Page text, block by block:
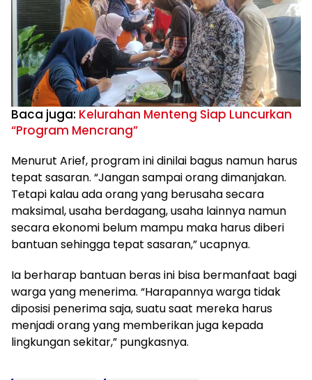
Baca juga: Kelurahan Menteng Siap Luncurkan
“Program Mencrang”
Menurut Arief, program ini dinilai bagus namun harus
tepat sasaran. “Jangan sampai orang dimanjakan.
Tetapi kalau ada orang yang berusaha secara
maksimal, usaha berdagang, usaha lainnya namun
secara ekonomi belum mampu maka harus diberi
bantuan sehingga tepat sasaran,” ucapnya.
Ia berharap bantuan beras ini bisa bermanfaat bagi
warga yang menerima. “Harapannya warga tidak
diposisi penerima saja, suatu saat mereka harus
menjadi orang yang memberikan juga kepada
lingkungan sekitar,” pungkasnya.